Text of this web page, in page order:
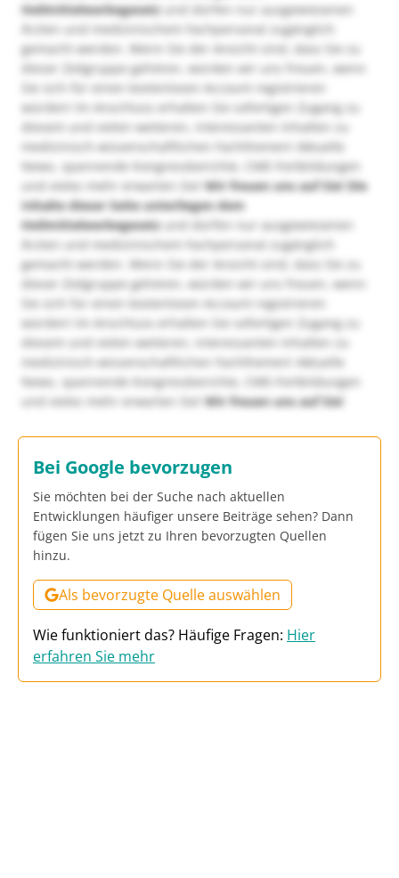
Heilmittelwerbegesetzund dürfen nur ausgewiesenen
Ärzten und medizinischem Fachpersonal zugänglich
gemacht werden. Wenn Sie der Ansicht sind, dass Sie zu
dieser Zielgruppe gehören, würden wir uns freuen, wenn
Sie sich für einen kostenlosen Account registrieren
würden! Im Anschluss erhalten Sie sofortigen Zugang zu
diesem und vielen weiteren, interessanten Inhalten zu
medizinisch-wissenschaftlichen Fachthemen! Aktuelle
News, spannende Kongressberichte, CME-Fortbildungen
und vieles mehr erwarten Sie!Wir freuen uns auf Sie! Die
Inhalte dieser Seite unterliegen dem
Heilmittelwerbegesetzund dürfen nur ausgewiesenen
Ärzten und medizinischem Fachpersonal zugänglich
gemacht werden. Wenn Sie der Ansicht sind, dass Sie zu
dieser Zielgruppe gehören, würden wir uns freuen, wenn
Sie sich für einen kostenlosen Account registrieren
würden! Im Anschluss erhalten Sie sofortigen Zugang zu
diesem und vielen weiteren, interessanten Inhalten zu
medizinisch-wissenschaftlichen Fachthemen! Aktuelle
News, spannende Kongressberichte, CME-Fortbildungen
und vieles mehr erwarten Sie!Wir freuen uns auf Sie!
Bei Google bevorzugen
Sie möchten bei der Suche nach aktuellen
Entwicklungen häufiger unsere Beiträge sehen? Dann
fügen Sie uns jetzt zu Ihren bevorzugten Quellen
hinzu.
Als bevorzugte Quelle auswählen
Wie funktioniert das? Häufige Fragen: Hier
erfahren Sie mehr